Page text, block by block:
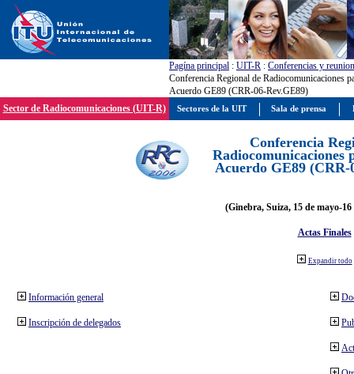
Pagína principal : UIT-R : Conferencias y
Conferencia Regional de Radiocomunicaciones
Acuerdo GE89 (CRR-06-Rev.GE89)
Sector de Radiocomunicaciones (UIT-R)
Conferencia
Radiocomunicaciones
Acuerdo GE89 (CRR-
(Ginebra, Suiza, 15 de mayo-
Actas Finales
Expandir todo
Información general
Inscripción de delegados
Sectores de la UIT Sala de prensa